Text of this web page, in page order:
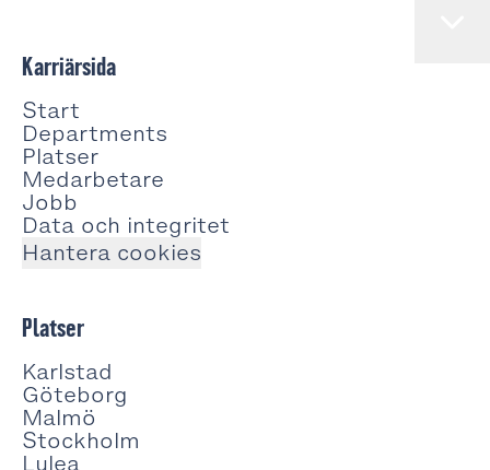
Karriärsida
Start
Departments
Platser
Medarbetare
Jobb
Data och integritet
Hantera cookies
Platser
Karlstad
Göteborg
Malmö
Stockholm
Lulea